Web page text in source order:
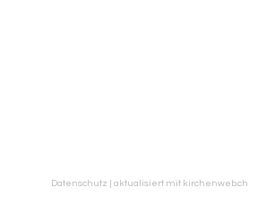
Datenschutz | aktualisiert mit kirchenweb.ch